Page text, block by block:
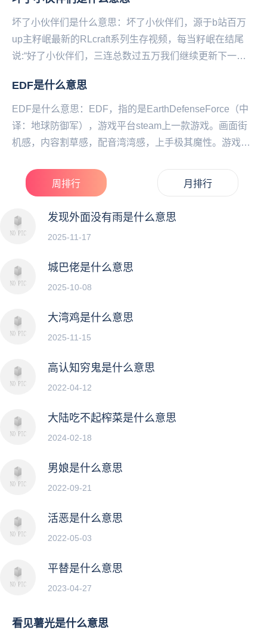
坏了小伙伴们是什么意思：坏了小伙伴们，源于b站百万
up主籽岷最新的RLcraft系列生存视频，每当籽岷在结尾
说:“好了小伙伴们，三连总数过五万我们继续更新下一集‌‌‌‌‌‌‌‌”
EDF是什么意思
EDF是什么意思：EDF，指的是EarthDefenseForce（中
译：地球防御军），游戏平台steam上一款游戏。画面街
机感，内容割草感，配音湾湾感，上手极其魔性。游戏内
周排行 月排行
发现外面没有雨是什么意思
2025-11-17
城巴佬是什么意思
2025-10-08
大湾鸡是什么意思
2025-11-15
高认知穷鬼是什么意思
2022-04-12
大陆吃不起榨菜是什么意思
2024-02-18
男娘是什么意思
2022-09-21
活恶是什么意思
2022-05-03
平替是什么意思
2023-04-27
看见薯光是什么意思